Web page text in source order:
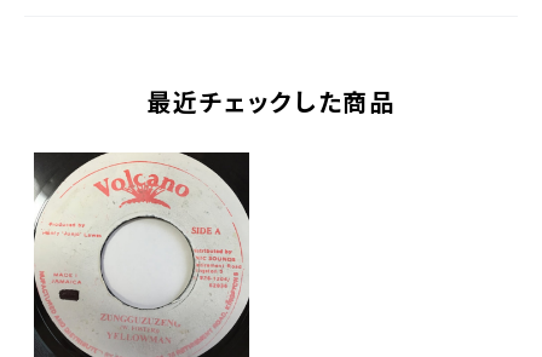
最近チェックした商品